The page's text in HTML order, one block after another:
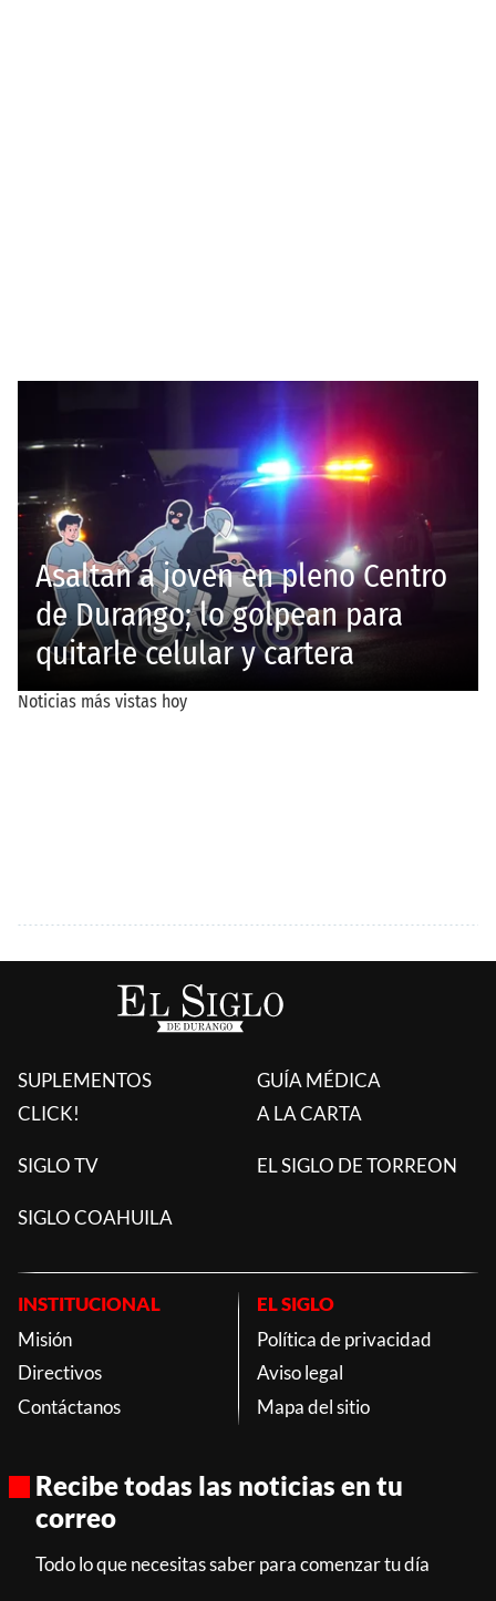
SUPLEMENTOS
CLICK!
GUÍA MÉDICA
A LA CARTA
SIGLO TV EL SIGLO DE TORREON
SIGLO COAHUILA
INSTITUCIONAL
Misión
Directivos
Contáctanos
EL SIGLO
Política de privacidad
Aviso legal
Mapa del sitio
Recibe todas las noticias en tu
correo
Todo lo que necesitas saber para comenzar tu día